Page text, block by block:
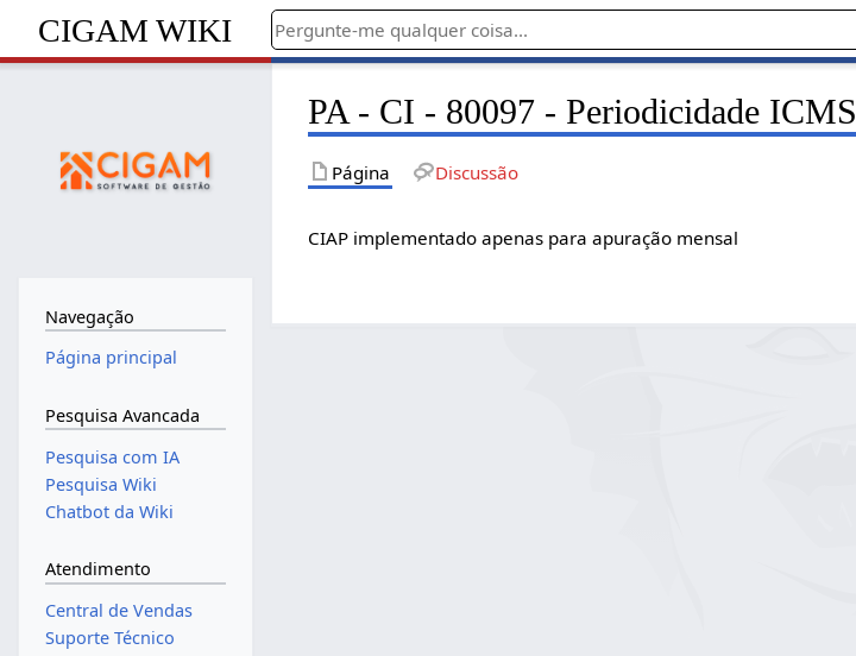
CIGAM WIKI
PA - CI - 80097 - Periodicidade ICMS
Página Discussão
CIAP implementado apenas para apuração mensal
Navegação
Página principal
Pesquisa Avancada
Pesquisa com IA
Pesquisa Wiki
Chatbot da Wiki
Atendimento
Central de Vendas
Suporte Técnico